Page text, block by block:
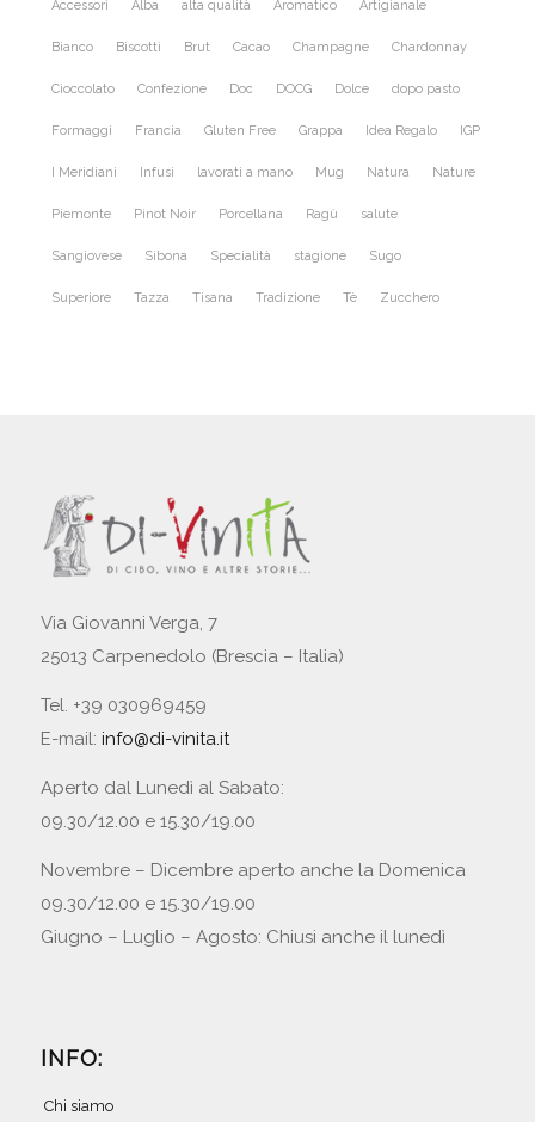
Accessori Alba alta qualità Aromatico Artigianale
Bianco Biscotti Brut Cacao Champagne Chardonnay
Cioccolato Confezione Doc DOCG Dolce dopo pasto
Formaggi Francia Gluten Free Grappa Idea Regalo IGP
I Meridiani Infusi lavorati a mano Mug Natura Nature
Piemonte Pinot Noir Porcellana Ragù salute
Sangiovese Sibona Specialità stagione Sugo
Superiore Tazza Tisana Tradizione Tè Zucchero
Via Giovanni Verga, 7
25013 Carpenedolo (Brescia – Italia)
Tel. +39 030969459
E-mail: info@di-vinita.it
Aperto dal Lunedì al Sabato:
09.30/12.00 e 15.30/19.00
Novembre – Dicembre aperto anche la Domenica
09.30/12.00 e 15.30/19.00
Giugno – Luglio – Agosto: Chiusi anche il lunedì
INFO:
Chi siamo